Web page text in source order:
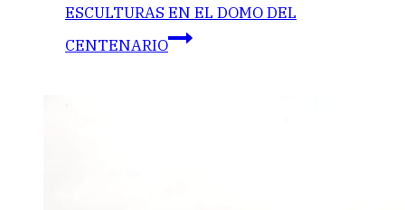
ESCULTURAS EN EL DOMO DEL
CENTENARIO